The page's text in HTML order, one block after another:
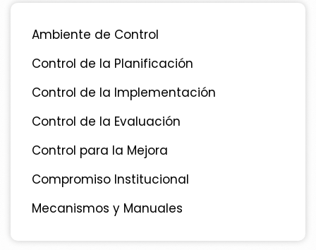
Ambiente de Control
Control de la Planificación
Control de la Implementación
Control de la Evaluación
Control para la Mejora
Compromiso Institucional
Mecanismos y Manuales